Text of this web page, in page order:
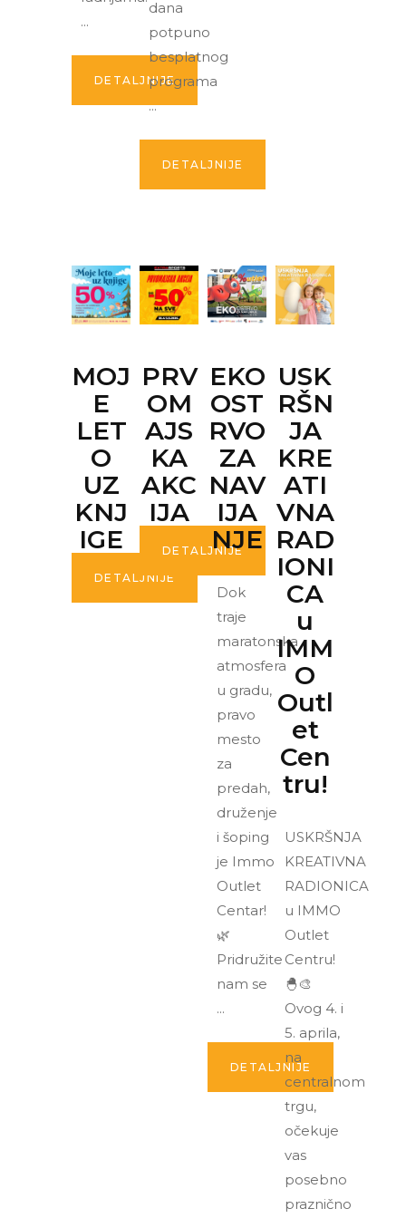
DETALJNIJE
dana
potpuno
besplatnog
programa
DETALJNIJE
MOJ
E
LET
O
UZ
KNJ
IGE
DETALJNIJE
PRV
OM
AJS
KA
AKC
IJA
DETALJNIJE
EKO
OST
RVO
ZA
NAV
IJA
NJE
Dok
traje
maratonska
atmosfera
u gradu,
pravo
mesto
za
predah,
druženje
i šoping
je Immo
Outlet
Centar!
🌿
Pridružite
nam se
DETALJNIJE
USK
RŠN
JA
KRE
ATI
VNA
RAD
IONI
CA
u
IMM
O
Outl
et
Cen
tru!
USKRŠNJA
KREATIVNA
RADIONICA
u IMMO
Outlet
Centru!
🐣🎨
Ovog 4. i
5. aprila,
na
centralnom
trgu,
očekuje
vas
posebno
praznično